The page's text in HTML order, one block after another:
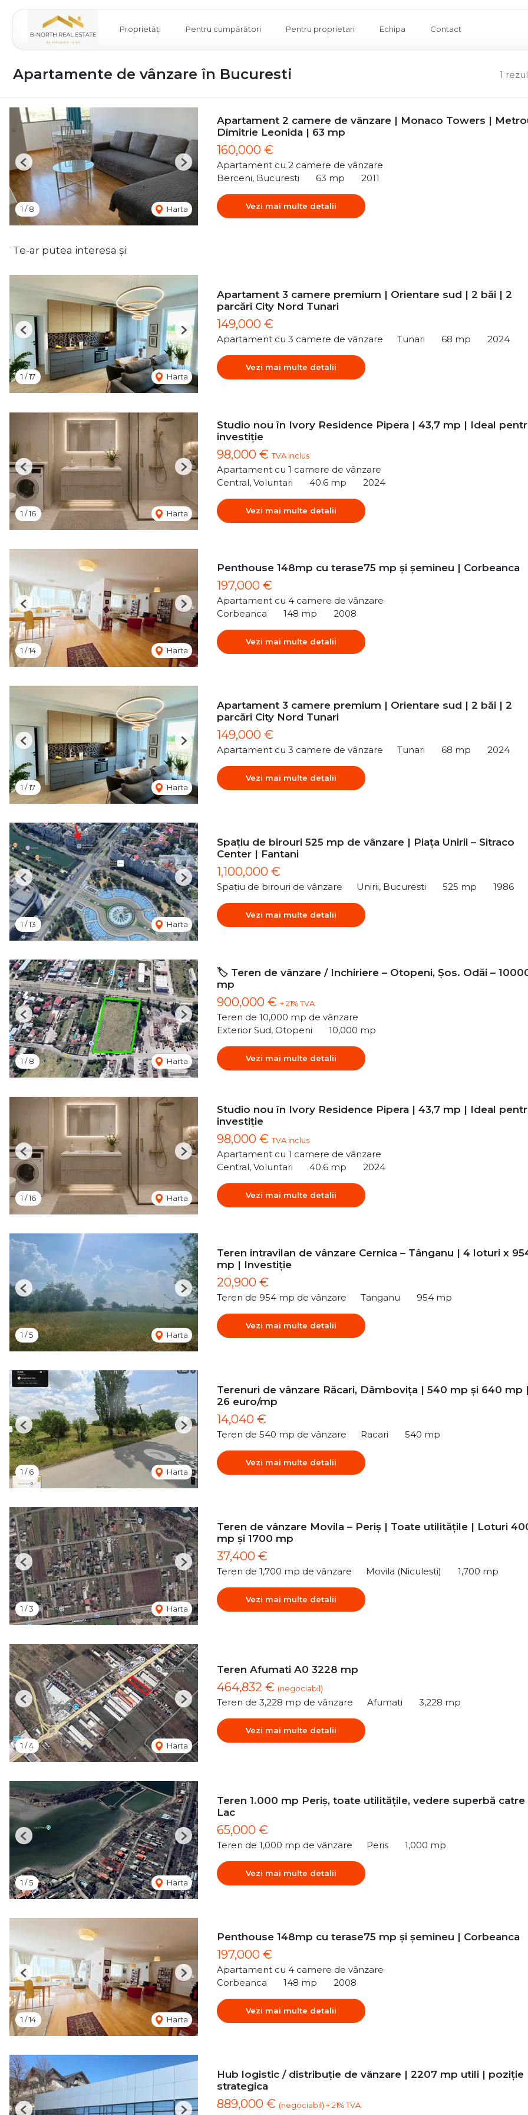
Proprietăți Pentru cumpărători Pentru proprietari Echipa Contact
1
Apartamente de vânzare în Bucuresti
1 /8 Harta
Previous Next
Apartament 2 camere de vânzare | Monaco Towers |
Dimitrie Leonida | 63 mp
160,000 €
Apartament cu 2 camere de vânzare
Berceni, Bucuresti
63 mp 2011
Vezi mai multe detalii
Te-ar putea interesa și:
1 /17 Harta
Previous Next
Apartament 3 camere premium | Orientare sud | 2 băi | 2
parcări City Nord Tunari
149,000 €
Apartament cu 3 camere de vânzare Tunari 68 mp 2024
Vezi mai multe detalii
1 /16 Harta
Previous Next
Studio nou în Ivory Residence Pipera | 43,7 mp | Ideal
investiție
98,000 € TVA inclus
Apartament cu 1 camere de vânzare
Central, Voluntari
40.6 mp 2024
Vezi mai multe detalii
1 /14 Harta
Previous Next
Penthouse 148mp cu terase75 mp și șemineu | Corbeanca
197,000 €
Apartament cu 4 camere de vânzare
Corbeanca
148 mp 2008
Vezi mai multe detalii
1 /17 Harta
Previous Next
Apartament 3 camere premium | Orientare sud | 2 băi | 2
parcări City Nord Tunari
149,000 €
Apartament cu 3 camere de vânzare Tunari 68 mp 2024
Vezi mai multe detalii
1 /13 Harta
Previous Next
Spațiu de birouri 525 mp de vânzare | Piața Unirii – Sitraco
Center | Fantani
1,100,000 €
Spațiu de birouri de vânzare Unirii, Bucuresti 525 mp 1986
Vezi mai multe detalii
1 /8 Harta
Previous Next
🏷️ Teren de vânzare / Inchiriere – Otopeni, Șos. Odăi –
mp
900,000 € + 21% TVA
Teren de 10,000 mp de vânzare
Exterior Sud, Otopeni
10,000 mp
Vezi mai multe detalii
1 /16 Harta
Previous Next
Studio nou în Ivory Residence Pipera | 43,7 mp | Ideal
investiție
98,000 € TVA inclus
Apartament cu 1 camere de vânzare
Central, Voluntari
40.6 mp 2024
Vezi mai multe detalii
1 /5 Harta
Previous Next
Teren intravilan de vânzare Cernica – Tânganu | 4 loturi x
mp | Investiție
20,900 €
Teren de 954 mp de vânzare Tanganu 954 mp
Vezi mai multe detalii
1 /6 Harta
Previous Next
Terenuri de vânzare Răcari, Dâmbovița | 540 mp și 640 mp
26 euro/mp
14,040 €
Teren de 540 mp de vânzare Racari 540 mp
Vezi mai multe detalii
1 /3 Harta
Previous Next
Teren de vânzare Movila – Periș | Toate utilitățile | Loturi
mp și 1700 mp
37,400 €
Teren de 1,700 mp de vânzare Movila (Niculesti) 1,700 mp
Vezi mai multe detalii
1 /4 Harta
Previous Next
Teren Afumati A0 3228 mp
464,832 € (negociabil)
Teren de 3,228 mp de vânzare Afumati 3,228 mp
Vezi mai multe detalii
1 /5 Harta
Previous Next
Teren 1.000 mp Periș, toate utilitățile, vedere superbă catre
Lac
65,000 €
Teren de 1,000 mp de vânzare Peris 1,000 mp
Vezi mai multe detalii
1 /14 Harta
Previous Next
Penthouse 148mp cu terase75 mp și șemineu | Corbeanca
197,000 €
Apartament cu 4 camere de vânzare
Corbeanca
148 mp 2008
Vezi mai multe detalii
Hub logistic / distribuție de vânzare | 2207 mp utili | poziție
strategica
889,000 € (negociabil) + 21% TVA